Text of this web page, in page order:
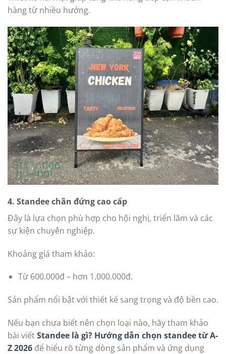
hàng từ nhiều hướng.
4. Standee chân đứng cao cấp
Đây là lựa chọn phù hợp cho hội nghị, triển lãm và các
sự kiện chuyên nghiệp.
Khoảng giá tham khảo:
Từ 600.000đ – hơn 1.000.000đ.
Sản phẩm nổi bật với thiết kế sang trọng và độ bền cao.
Nếu bạn chưa biết nên chọn loại nào, hãy tham khảo
bài viếtStandee là gì? Hướng dẫn chọn standee từ A-
Z 2026 để hiểu rõ từng dòng sản phẩm và ứng dụng